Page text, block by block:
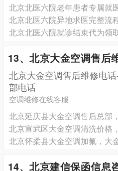
北京北医六院异地求医完整流
13、北京大金空调售后
北京大金空调售后维修电
部电话
空调维修在线客服
14、北京建信保函信息